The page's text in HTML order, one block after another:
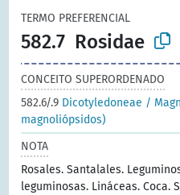
TERMO PREFERENCIAL
582.7 Rosidae
CONCEITO SUPERORDENADO
582.6/.9 Dicotyledoneae /
magnoliópsidos)
NOTA
Rosales. Santalales.
leguminosas. Lináceas. Coca.